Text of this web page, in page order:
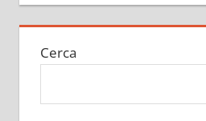
Cerca